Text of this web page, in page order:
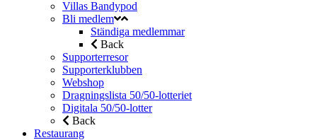
Villas Bandypod
Bli medlem
Ständiga medlemmar
Back
Supporterresor
Supporterklubben
Webshop
Dragningslista 50/50-lotteriet
Digitala 50/50-lotter
Back
Restaurang